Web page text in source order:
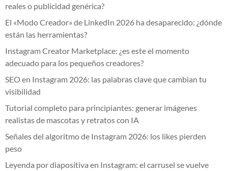
reales o publicidad genérica?
El «Modo Creador» de LinkedIn 2026 ha desaparecido: ¿dónde
están las herramientas?
Instagram Creator Marketplace: ¿es este el momento
adecuado para los pequeños creadores?
SEO en Instagram 2026: las palabras clave que cambian tu
visibilidad
Tutorial completo para principiantes: generar imágenes
realistas de mascotas y retratos con IA
Señales del algoritmo de Instagram 2026: los likes pierden
peso
Leyenda por diapositiva en Instagram: el carrusel se vuelve